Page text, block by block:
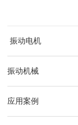
振动电机
振动机械
应用案例